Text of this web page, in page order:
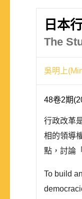
日本
The
吳明上
48卷2期
行政改革
相的領導
點，討論
To build